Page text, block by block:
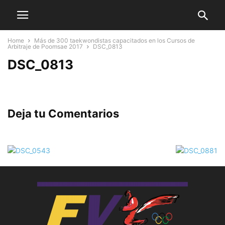
Home
Más de 300 taekwondistas capacitados en los Cursos de
Arbitraje de Poomsae 2017
DSC_0813
DSC_0813
Deja tu Comentarios